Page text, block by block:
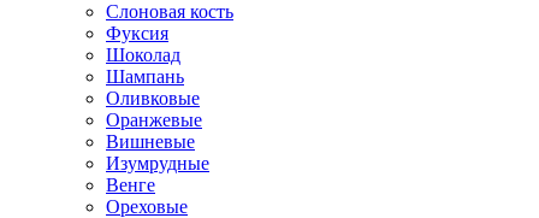
Слоновая кость
Фуксия
Шоколад
Шампань
Оливковые
Оранжевые
Вишневые
Изумрудные
Венге
Ореховые